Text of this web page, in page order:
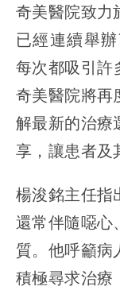
奇美醫院致力
已經連續舉
每次都吸引許
奇美醫院將再
解最新的治療
享，讓患者及
楊浚銘主任指
還常伴隨噁心
質。他呼籲病
積極尋求治療